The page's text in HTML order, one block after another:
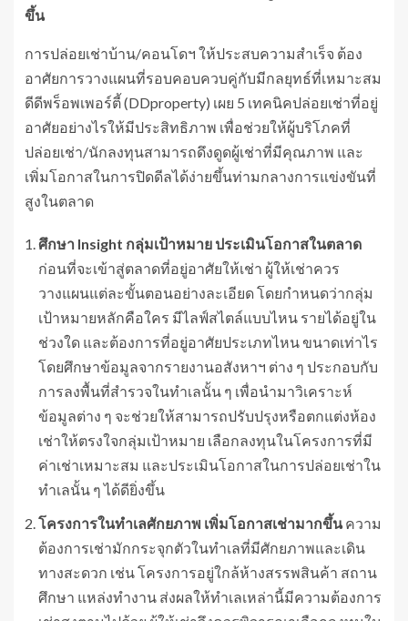
ขึ้น
การปล่อยเช่าบ้าน/คอนโดฯ ให้ประสบความสำเร็จ ต้อง
อาศัยการวางแผนที่รอบคอบควบคู่กับมีกลยุทธ์ที่เหมาะสม
ดีดีพร็อพเพอร์ตี้ (DDproperty) เผย 5 เทคนิคปล่อยเช่าที่อยู่
อาศัยอย่างไรให้มีประสิทธิภาพ เพื่อช่วยให้ผู้บริโภคที่
ปล่อยเช่า/นักลงทุนสามารถดึงดูดผู้เช่าที่มีคุณภาพ และ
เพิ่มโอกาสในการปิดดีลได้ง่ายขึ้นท่ามกลางการแข่งขันที่
สูงในตลาด
ศึกษา Insight กลุ่มเป้าหมาย ประเมินโอกาสในตลาด
ก่อนที่จะเข้าสู่ตลาดที่อยู่อาศัยให้เช่า ผู้ให้เช่าควร
วางแผนแต่ละขั้นตอนอย่างละเอียด โดยกำหนดว่ากลุ่ม
เป้าหมายหลักคือใคร มีไลฟ์สไตล์แบบไหน รายได้อยู่ใน
ช่วงใด และต้องการที่อยู่อาศัยประเภทไหน ขนาดเท่าไร
โดยศึกษาข้อมูลจากรายงานอสังหาฯ ต่าง ๆ ประกอบกับ
การลงพื้นที่สำรวจในทำเลนั้น ๆ เพื่อนำมาวิเคราะห์
ข้อมูลต่าง ๆ จะช่วยให้สามารถปรับปรุงหรือตกแต่งห้อง
เช่าให้ตรงใจกลุ่มเป้าหมาย เลือกลงทุนในโครงการที่มี
ค่าเช่าเหมาะสม และประเมินโอกาสในการปล่อยเช่าใน
ทำเลนั้น ๆ ได้ดียิ่งขึ้น
โครงการในทำเลศักยภาพ เพิ่มโอกาสเช่ามากขึ้นความ
ต้องการเช่ามักกระจุกตัวในทำเลที่มีศักยภาพและเดิน
ทางสะดวก เช่น โครงการอยู่ใกล้ห้างสรรพสินค้า สถาน
ศึกษา แหล่งทำงาน ส่งผลให้ทำเลเหล่านี้มีความต้องการ